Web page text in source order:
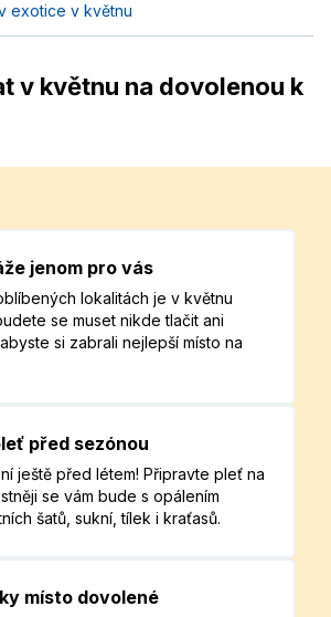
exotice v květnu
v květnu na dovolenou k
jenom pro vás
lokalitách je v květnu
se muset nikde tlačit ani
si zabrali nejlepší místo na
před sezónou
ještě před létem! Připravte pleť na
se vám bude s opálením
šatů, sukní, tílek i kraťasů.
místo dovolené